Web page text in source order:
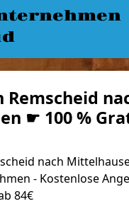
Remscheid
☛ 100 %
nach
- Kostenlose
84€